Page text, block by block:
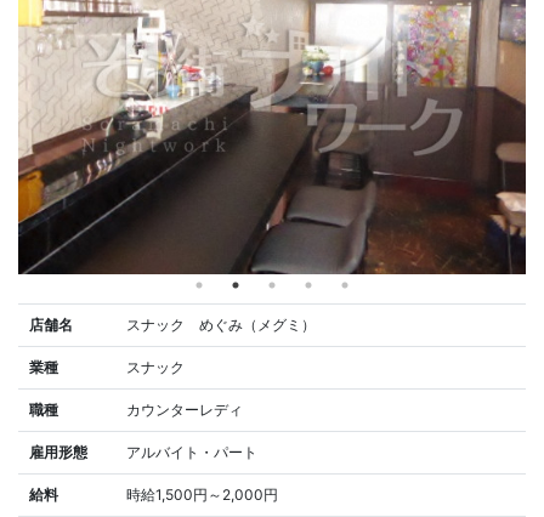
店舗名 スナック めぐみ（メグミ）
業種 スナック
職種 カウンターレディ
雇用形態 アルバイト・パート
給料 時給1,500円～2,000円